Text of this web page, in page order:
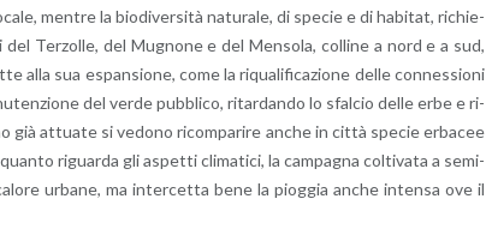
men­tre la bio­di­v­er­si­tà na­tu­ra­le, di spe­cie e di ha­bi­tat, ri­chie­
Ter­zol­le, del Mu­gno­ne e del Men­so­la, col­li­ne a nord e a sud,
alla sua espan­sio­ne, come la ri­qua­li­fi­ca­zio­ne delle con­nes­sio­ni
del verde pub­bli­co, ri­tar­dan­do lo sfal­cio delle erbe e ri­
già at­tua­te si ve­do­no ri­com­pa­ri­re anche in città spe­cie er­ba­cee
ri­guar­da gli aspet­ti cli­ma­ti­ci, la cam­pa­gna col­ti­va­ta a se­mi­
ur­ba­ne, ma in­ter­cet­ta bene la piog­gia anche in­ten­sa ove il